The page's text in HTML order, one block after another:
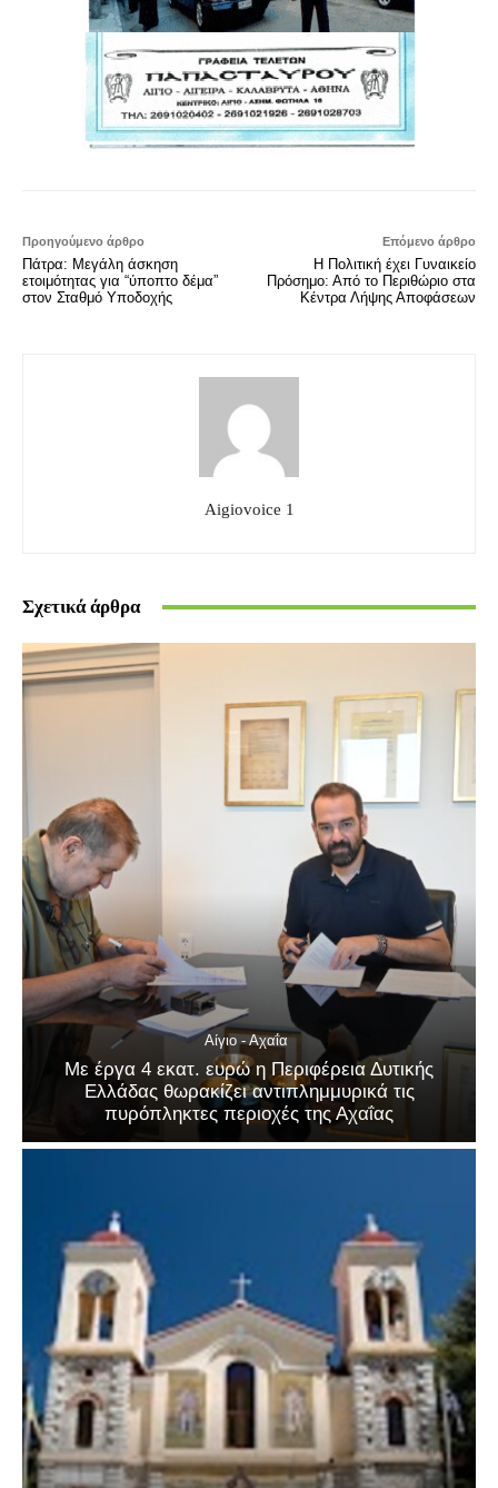
Προηγούμενο άρθρο
Πάτρα: Μεγάλη άσκηση
ετοιμότητας για “ύποπτο δέμα”
στον Σταθμό Υποδοχής
Επόμενο άρθρο
Η Πολιτική έχει Γυναικείο
Πρόσημο: Από το Περιθώριο στα
Κέντρα Λήψης Αποφάσεων
Aigiovoice 1
Σχετικά άρθρα
Αίγιο - Αχαΐα
Με έργα 4 εκατ. ευρώ η Περιφέρεια Δυτικής
Ελλάδας θωρακίζει αντιπλημμυρικά τις
πυρόπληκτες περιοχές της Αχαΐας